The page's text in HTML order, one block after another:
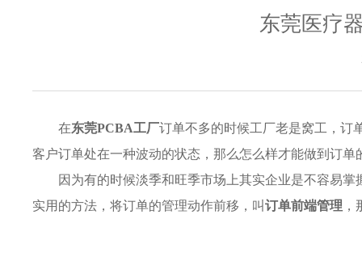
东莞医疗
在东莞PCBA工厂订单不多的时候工厂老是窝工，订
客户订单处在一种波动的状态，那么怎么样才能做到订
因为有的时候淡季和旺季市场上其实企业是不容易
实用的方法，将订单的管理动作前移，叫订单前端管理